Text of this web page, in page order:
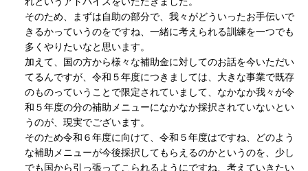
そのため、まずは自助の部分で、我々がどういったお手伝いで
きるかっていうのをですね、一緒に考えられる訓練を一つでも
多くやりたいなと思います。
加えて、国の方から様々な補助金に対してのお話を今いただい
てるんですが、令和５年度につきましては、大きな事業で既存
のものっていうことで限定されていまして、なかなか我々が令
和５年度の分の補助メニューになかなか採択されていないとい
うのが、現実でございます。
そのため令和６年度に向けて、令和５年度はですね、どのよう
な補助メニューが今後採択してもらえるのかというのを、少し
でも国から引っ張ってこられるようにですね、考えていきたい